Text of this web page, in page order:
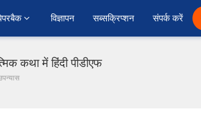
विज्ञापन सब्सक्रिप्शन संपर्क करें
कथा में हिंदी पीडीएफ